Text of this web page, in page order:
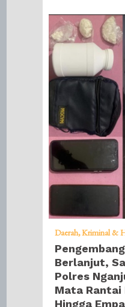
Daerah Kriminal &
Berlanjut,
Polres
Mata Rantai
Hingga